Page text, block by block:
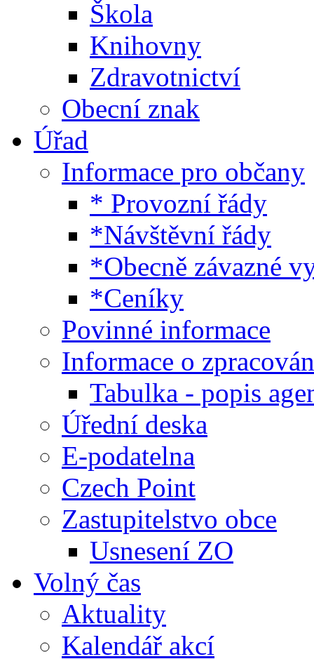
Škola
Knihovny
Zdravotnictví
Obecní znak
Úřad
Informace pro občany
* Provozní řády
*Návštěvní řády
*Obecně závazné
*Ceníky
Povinné informace
Informace o
Tabulka - popis
Úřední deska
E-podatelna
Czech Point
Zastupitelstvo obce
Usnesení ZO
Volný čas
Aktuality
Kalendář akcí